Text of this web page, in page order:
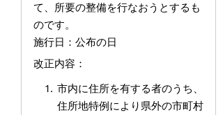
て、所要の整備を行なおうとするも
のです。
施行日：公布の日
改正内容：
市内に住所を有する者のうち、
住所地特例により県外の市町村